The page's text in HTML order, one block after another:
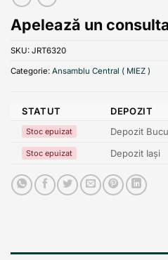
Apelează un
SKU: JRT6320
Categorie: Ansamblu Central ( MIEZ )
STATUT DEPOZIT
Stoc epuizat Depozit
Stoc epuizat Depozit Iași